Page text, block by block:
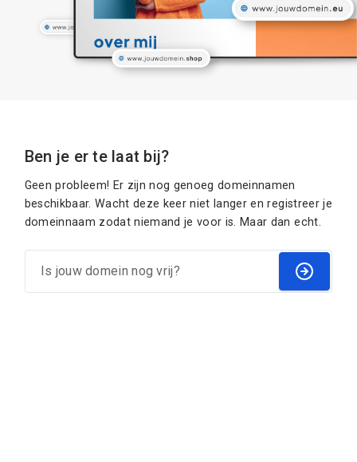
Ben je er te laat bij?
Geen probleem! Er zijn nog genoeg domeinnamen
beschikbaar. Wacht deze keer niet langer en registreer je
domeinnaam zodat niemand je voor is. Maar dan echt.